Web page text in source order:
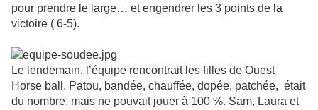
pour prendre le large… et engendrer les 3 points de la
victoire ( 6-5).
Le lendemain, l’équipe rencontrait les filles de Ouest
Horse ball. Patou, bandée, chauffée, dopée, patchée, était
du nombre, mais ne pouvait jouer à 100 %. Sam, Laura et